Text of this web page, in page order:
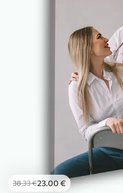
38.33€23.00 €